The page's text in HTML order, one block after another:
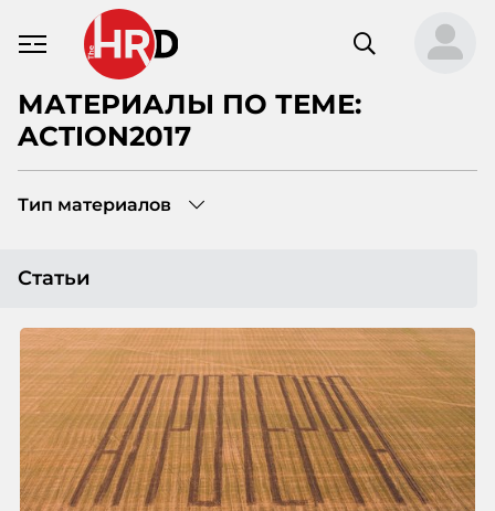
МАТЕРИАЛЫ ПО ТЕМЕ:
ACTION2017
Статьи
Тип материалов